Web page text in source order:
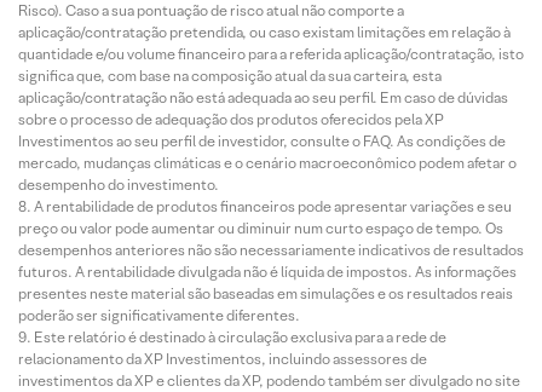
Risco). Caso a sua pontuação de risco atual não comporte a
aplicação/contratação pretendida, ou caso existam limitações em relação à
quantidade e/ou volume financeiro para a referida aplicação/contratação, isto
significa que, com base na composição atual da sua carteira, esta
aplicação/contratação não está adequada ao seu perfil. Em caso de dúvidas
sobre o processo de adequação dos produtos oferecidos pela XP
Investimentos ao seu perfil de investidor, consulte o FAQ. As condições de
mercado, mudanças climáticas e o cenário macroeconômico podem afetar o
desempenho do investimento.
A rentabilidade de produtos financeiros pode apresentar variações e seu
preço ou valor pode aumentar ou diminuir num curto espaço de tempo. Os
desempenhos anteriores não são necessariamente indicativos de resultados
futuros. A rentabilidade divulgada não é líquida de impostos. As informações
presentes neste material são baseadas em simulações e os resultados reais
poderão ser significativamente diferentes.
Este relatório é destinado à circulação exclusiva para a rede de
relacionamento da XP Investimentos, incluindo assessores de
investimentos da XP e clientes da XP, podendo também ser divulgado no site